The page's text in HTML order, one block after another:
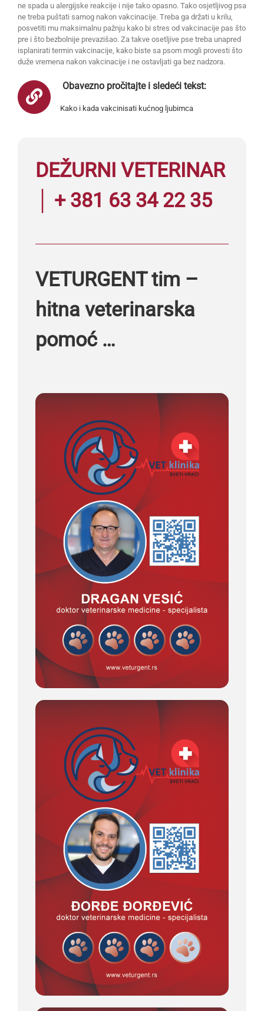
ne spada u alergijske reakcije i nije tako opasno. Tako osjetljivog psa
ne treba puštati samog nakon vakcinacije. Treba ga držati u krilu,
posvetiti mu maksimalnu pažnju kako bi stres od vakcinacije pas što
pre i što bezbolnije prevazišao. Za takve osetljive pse treba unapred
isplanirati termin vakcinacije, kako biste sa psom mogli provesti što
duže vremena nakon vakcinacije i ne ostavljati ga bez nadzora.
Obavezno pročitajte i sledeći tekst:
Kako i kada vakcinisati kućnog ljubimca
DEŽURNI VETERINAR
│ + 381 63 34 22 35
VETURGENT tim –
hitna veterinarska
pomoć …